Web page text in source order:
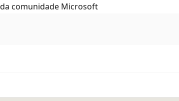
comunidade Microsoft